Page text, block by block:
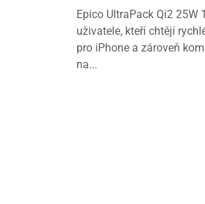
Epico UltraPack Qi2 25W
uživatele, kteří chtějí
pro iPhone a zároveň
na...